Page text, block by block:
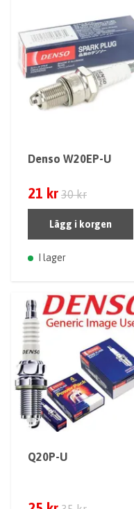
Denso W20EP-U
21 kr 30 kr
Lägg i korgen
I lager
Q20P-U